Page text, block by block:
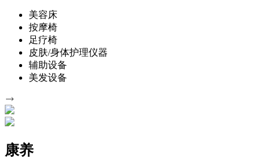
美容床
按摩椅
足疗椅
皮肤/身体护理仪器
辅助设备
美发设备
康养